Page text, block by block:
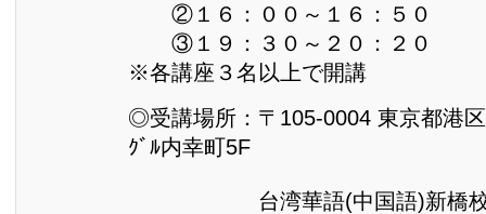
②１６：００～１６：５０
③１９：３０～２０：２０
※各講座３名以上で開講
◎受講場所：〒105-0004 東京都港
ｸﾞﾙ内幸町5F
台湾華語(中国語)新橋校